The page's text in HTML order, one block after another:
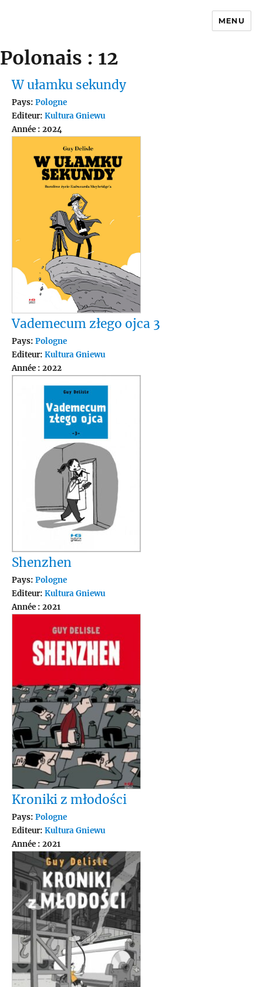
MENU
Polonais : 12
W ułamku sekundy
Pays: Pologne
Editeur: Kultura Gniewu
Année : 2024
Vademecum złego ojca 3
Pays: Pologne
Editeur: Kultura Gniewu
Année : 2022
Shenzhen
Pays: Pologne
Editeur: Kultura Gniewu
Année : 2021
Kroniki z młodości
Pays: Pologne
Editeur: Kultura Gniewu
Année : 2021